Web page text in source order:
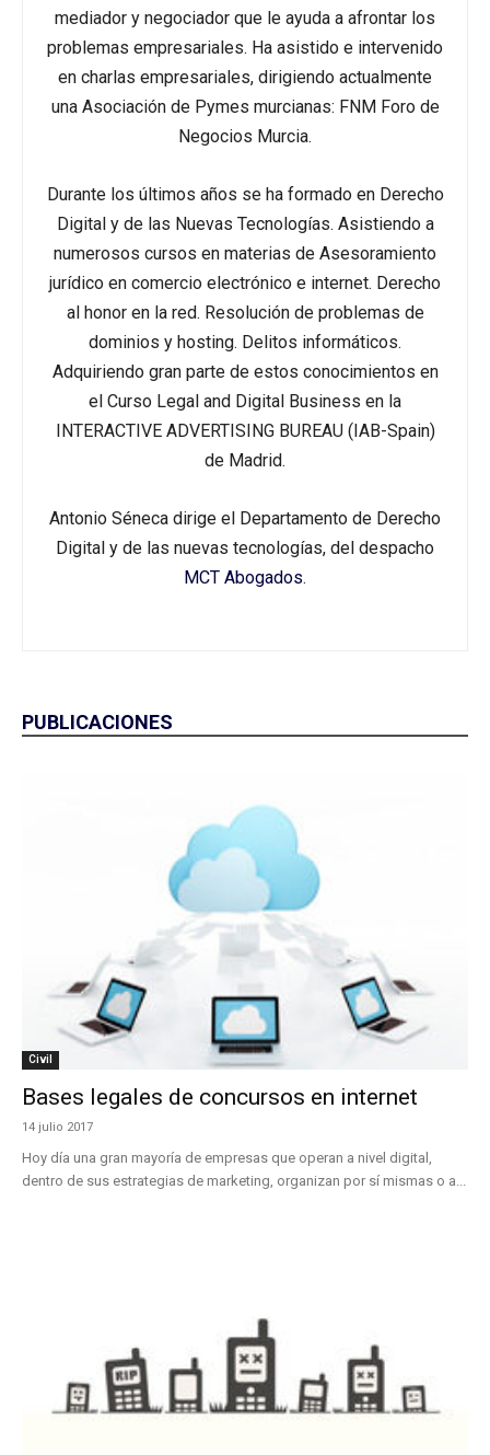
mediador y negociador que le ayuda a afrontar los
problemas empresariales. Ha asistido e intervenido
en charlas empresariales, dirigiendo actualmente
una Asociación de Pymes murcianas: FNM Foro de
Negocios Murcia.
Durante los últimos años se ha formado en Derecho
Digital y de las Nuevas Tecnologías. Asistiendo a
numerosos cursos en materias de Asesoramiento
jurídico en comercio electrónico e internet. Derecho
al honor en la red. Resolución de problemas de
dominios y hosting. Delitos informáticos.
Adquiriendo gran parte de estos conocimientos en
el Curso Legal and Digital Business en la
INTERACTIVE ADVERTISING BUREAU (IAB-Spain)
de Madrid.
Antonio Séneca dirige el Departamento de Derecho
Digital y de las nuevas tecnologías, del despacho
MCT Abogados.
PUBLICACIONES
Civil
Bases legales de concursos en internet
14 julio 2017
Hoy día una gran mayoría de empresas que operan a nivel digital,
dentro de sus estrategias de marketing, organizan por sí mismas o a...